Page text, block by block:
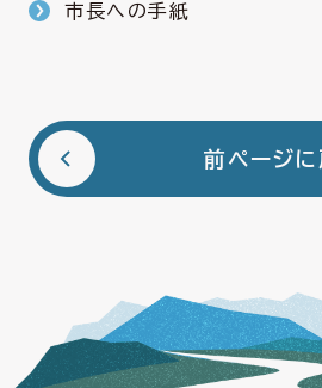
市長への手紙
前ページに